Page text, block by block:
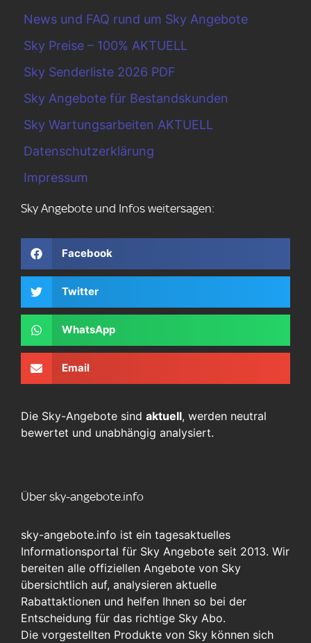
News und FAQ rund um Sky Angebote
Sky Preise – 100% AKTUELL
Sky Senderliste 2026 PDF
Sky Angebote für Bestandskunden
Sky Wartungsarbeiten AKTUELL
Datenschutzerklärung
Impressum
Sky Angebote und Infos weitersagen:
Facebook
Twitter
WhatsApp
Email
Die Sky-Angebote sind aktuell, werden neutral
bewertet und unabhängig analysiert.
Über sky-angebote.info
sky-angebote.info ist ein tagesaktuelles
Informationsportal für Sky Angebote seit 2013. Wir
bereiten alle offiziellen Angebote von Sky
übersichtlich auf, analysieren aktuelle
Rabattaktionen und helfen Ihnen so bei der
Entscheidung für das richtige Sky Abo.
Die vorgestellten Produkte von Sky können sich